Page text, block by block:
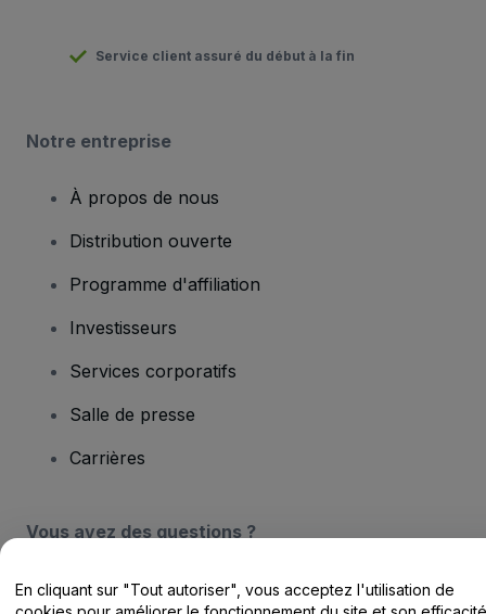
Service client assuré du début à la fin
Notre entreprise
À propos de nous
Distribution ouverte
Programme d'affiliation
Investisseurs
Services corporatifs
Salle de presse
Carrières
Vous avez des questions ?
Centre d'assistance / Nous contacter
En cliquant sur "Tout autoriser", vous acceptez l'utilisation de